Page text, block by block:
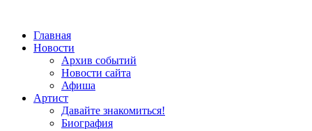
Главная
Новости
Архив событий
Новости сайта
Афиша
Артист
Давайте знакомиться!
Биография